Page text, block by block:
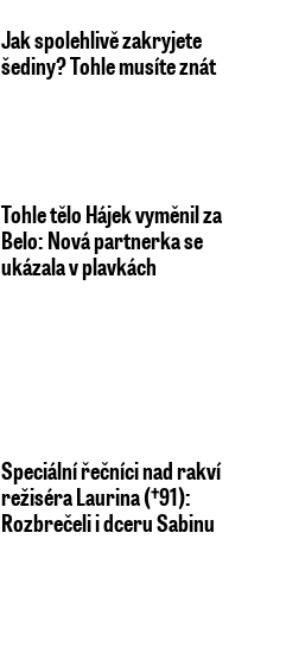
Jak spolehlivě zakryjete
šediny? Tohle musíte znát
Tohle tělo Hájek vyměnil za
Belo: Nová partnerka se
ukázala v plavkách
Speciální řečníci nad rakví
režiséra Laurina (†91):
Rozbrečeli i dceru Sabinu